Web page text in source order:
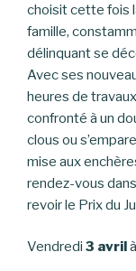
choisit cette fois
famille,
délinquant se
Avec ses
heures de
confronté à un
clous ou
mise aux
rendez-vous
revoir le Prix du
Vendredi 3 avrilà